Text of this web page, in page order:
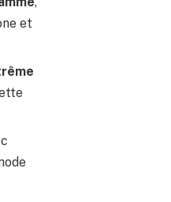
et